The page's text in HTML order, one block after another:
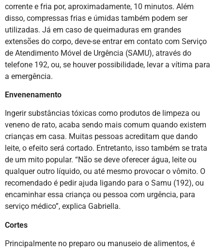
corrente e fria por, aproximadamente, 10 minutos. Além
disso, compressas frias e úmidas também podem ser
utilizadas. Já em caso de queimaduras em grandes
extensões do corpo, deve-se entrar em contato com Serviço
de Atendimento Móvel de Urgência (SAMU), através do
telefone 192, ou, se houver possibilidade, levar a vítima para
a emergência.
Envenenamento
Ingerir substâncias tóxicas como produtos de limpeza ou
veneno de rato, acaba sendo mais comum quando existem
crianças em casa. Muitas pessoas acreditam que dando
leite, o efeito será cortado. Entretanto, isso também se trata
de um mito popular. “Não se deve oferecer água, leite ou
qualquer outro líquido, ou até mesmo provocar o vômito. O
recomendado é pedir ajuda ligando para o Samu (192), ou
encaminhar essa criança ou pessoa com urgência, para
serviço médico”, explica Gabriella.
Cortes
Principalmente no preparo ou manuseio de alimentos, é